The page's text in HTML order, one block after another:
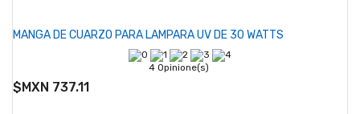
MANGA DE CUARZO PARA LAMPARA UV DE 30 WATTS
4 Opinione(s)
$MXN 737.11